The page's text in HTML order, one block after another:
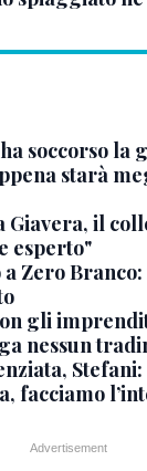
soccorso la
starà
Giavera, il
esperto"
Zero
gli
nessun
Stefani:
facciamo